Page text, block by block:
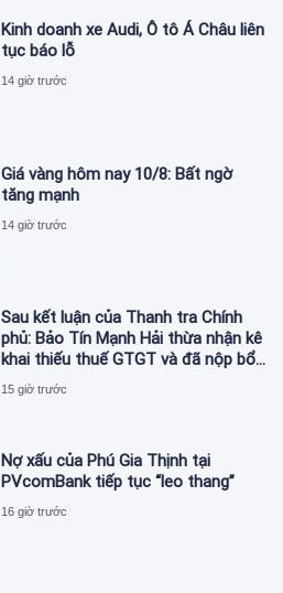
Kinh doanh xe Audi, Ô tô Á Châu liên
tục báo lỗ
14 giờ trước
Giá vàng hôm nay 10/8: Bất ngờ
tăng mạnh
14 giờ trước
Sau kết luận của Thanh tra Chính
phủ: Bảo Tín Mạnh Hải thừa nhận kê
khai thiếu thuế GTGT và đã nộp bổ
sung
15 giờ trước
Nợ xấu của Phú Gia Thịnh tại
PVcomBank tiếp tục “leo thang”
16 giờ trước